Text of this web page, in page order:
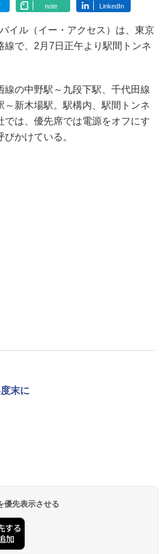
note LinkedIn
イル（イー・アクセス）は、東京
線で、2月7日正午より駅間トンネ
の中野駅～九段下駅、千代田線
新木場駅。駅構内、駅間トンネ
は、優先席では電源をオフにす
かけている。
末に
優先表示させる